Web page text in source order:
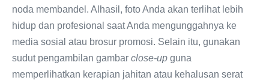
noda membandel. Alhasil, foto Anda akan terlihat lebih
hidup dan profesional saat Anda mengunggahnya ke
media sosial atau brosur promosi. Selain itu, gunakan
sudut pengambilan gambar close-up guna
memperlihatkan kerapian jahitan atau kehalusan serat